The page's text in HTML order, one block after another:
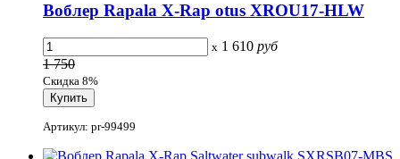
Воблер Rapala X-Rap otus XROU17-HLW
x 1 610 руб
1 750
Скидка 8%
Артикул: pr-99499